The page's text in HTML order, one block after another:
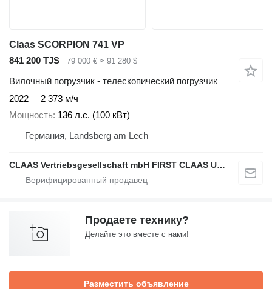
Claas SCORPION 741 VP
841 200 TJS
79 000 € ≈ 91 280 $
Вилочный погрузчик - телескопический погрузчик
2022
2 373 м/ч
Мощность 136 л.с. (100 кВт)
Германия, Landsberg am Lech
CLAAS Vertriebsgesellschaft mbH FIRST CLAAS USED Center
Продаете технику?
Делайте это вместе с нами!
Разместить объявление